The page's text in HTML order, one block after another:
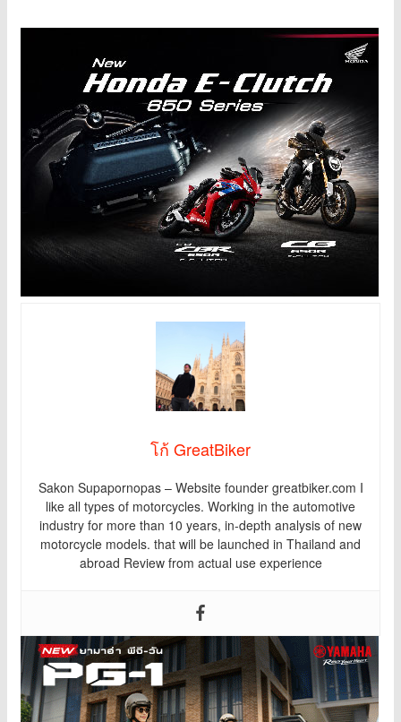
โก้ GreatBiker
Sakon Supapornopas – Website founder greatbiker.com I
like all types of motorcycles. Working in the automotive
industry for more than 10 years, in-depth analysis of new
motorcycle models. that will be launched in Thailand and
abroad Review from actual use experience